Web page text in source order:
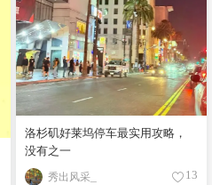
洛杉矶好莱坞停车最实用攻略，
没有之一
秀出风采_ 13